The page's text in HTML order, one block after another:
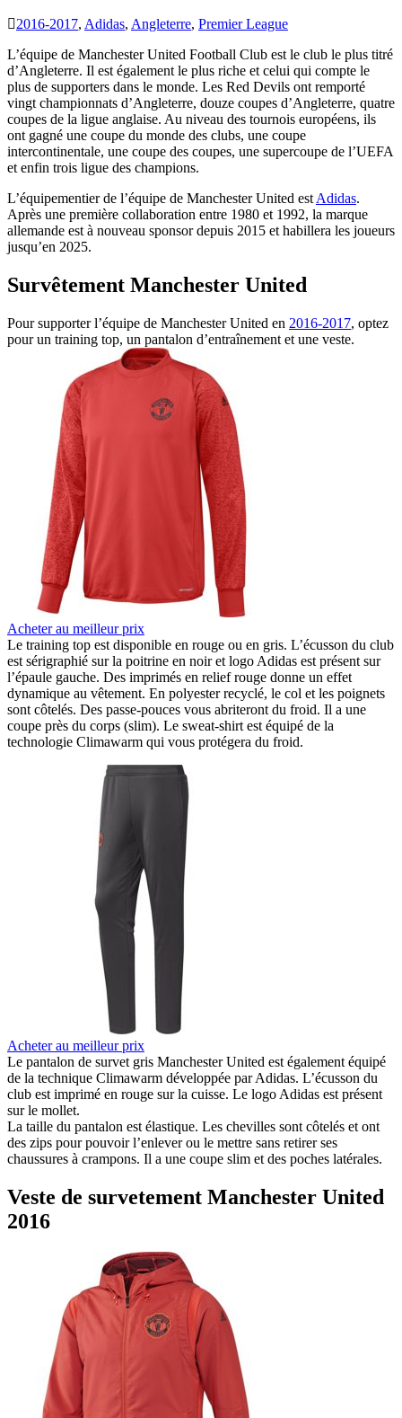
2016-2017, Adidas, Angleterre, Premier League
L’équipe de Manchester United Football Club est le club le plus titré
d’Angleterre. Il est également le plus riche et celui qui compte le
plus de supporters dans le monde. Les Red Devils ont remporté
vingt championnats d’Angleterre, douze coupes d’Angleterre, quatre
coupes de la ligue anglaise. Au niveau des tournois européens, ils
ont gagné une coupe du monde des clubs, une coupe
intercontinentale, une coupe des coupes, une supercoupe de l’UEFA
et enfin trois ligue des champions.
L’équipementier de l’équipe de Manchester United est Adidas.
Après une première collaboration entre 1980 et 1992, la marque
allemande est à nouveau sponsor depuis 2015 et habillera les joueurs
jusqu’en 2025.
Survêtement Manchester United
Pour supporter l’équipe de Manchester United en 2016-2017, optez
pour un training top, un pantalon d’entraînement et une veste.
Acheter au meilleur prix
Le training top est disponible en rouge ou en gris. L’écusson du club
est sérigraphié sur la poitrine en noir et logo Adidas est présent sur
l’épaule gauche. Des imprimés en relief rouge donne un effet
dynamique au vêtement. En polyester recyclé, le col et les poignets
sont côtelés. Des passe-pouces vous abriteront du froid. Il a une
coupe près du corps (slim). Le sweat-shirt est équipé de la
technologie Climawarm qui vous protégera du froid.
Acheter au meilleur prix
Le pantalon de survet gris Manchester United est également équipé
de la technique Climawarm développée par Adidas. L’écusson du
club est imprimé en rouge sur la cuisse. Le logo Adidas est présent
sur le mollet.
La taille du pantalon est élastique. Les chevilles sont côtelés et ont
des zips pour pouvoir l’enlever ou le mettre sans retirer ses
chaussures à crampons. Il a une coupe slim et des poches latérales.
Veste de survetement Manchester United
2016